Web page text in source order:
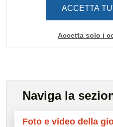
ACCETTA
Accetta solo i
Naviga la
Foto e video della